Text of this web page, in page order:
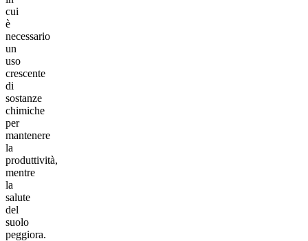
cui
è
necessario
un
uso
crescente
di
sostanze
chimiche
per
mantenere
la
produttività,
mentre
la
salute
del
suolo
peggiora.